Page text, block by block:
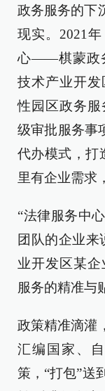
政务服务的下
现实。2021
心——棋蒙政
技术产业开
性园区政务服
级审批服务事
代办模式，打
里有企业需求
“法律服务中
团队的企业来
业开发区某
服务的精准与
政策精准滴灌
汇编国家、
策，“打包”送